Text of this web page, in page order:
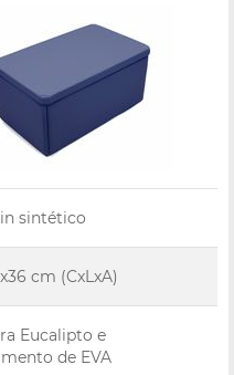
sintético
cm (CxLxA)
Eucalipto e
de EVA